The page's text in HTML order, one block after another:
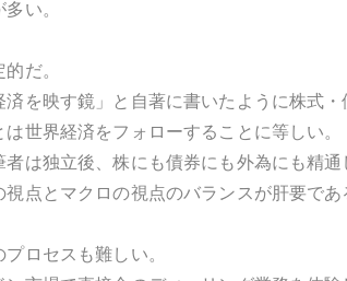
い。
だ。
済を映す鏡」と自著に書いたように株式
世界経済をフォローすることに等しい。
は独立後、株にも債券にも外為にも精
点とマクロの視点のバランスが肝要であ
ロセスも難しい。